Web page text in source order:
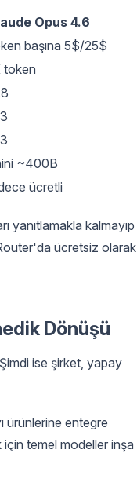
Opus 4.6
başına 5$/25$
token
~400B
ücretli
yanıtlamakla kalmayıp
ücretsiz olarak
Dönüşü
ise şirket, yapay
ürünlerine entegre
temel modeller inşa